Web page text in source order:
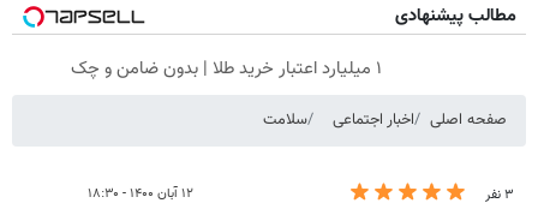
مطالب پیشنهادی
۱ میلیارد اعتبار خرید طلا | بدون ضامن و چک
صفحه اصلی اخبار اجتماعی سلامت
۳ نفر ۱۲ آبان ۱۴۰۰ - ۱۸:۳۰